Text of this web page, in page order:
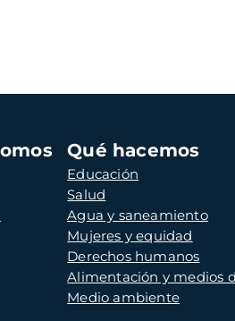
Qué hacemos
Educación
Salud
Agua y saneamiento
Mujeres y equidad
Derechos humanos
Alimentación y medios
Medio ambiente